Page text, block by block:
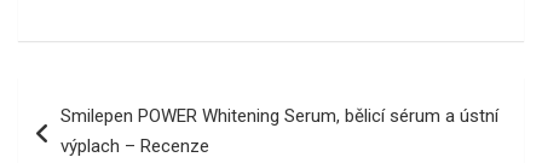
proSmilepen POWER Whitening Serum, bělicí sérum a ústní
výplach – Recenze